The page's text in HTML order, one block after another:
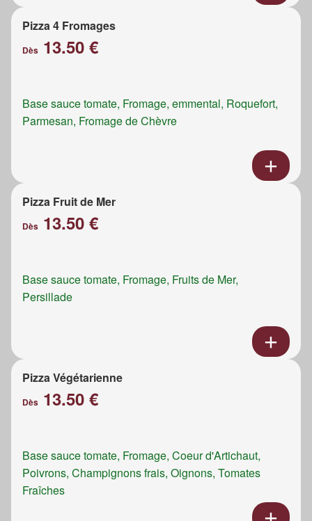
Pizza 4 Fromages
Dès 13.50 €
Base sauce tomate, Fromage, emmental, Roquefort,
Parmesan, Fromage de Chèvre
Pizza Fruit de Mer
Dès 13.50 €
Base sauce tomate, Fromage, Fruits de Mer,
Persillade
Pizza Végétarienne
Dès 13.50 €
Base sauce tomate, Fromage, Coeur d'Artichaut,
Poivrons, Champignons frais, Oignons, Tomates
Fraîches